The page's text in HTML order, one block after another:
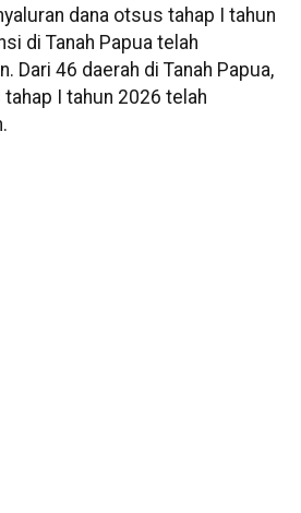
dana otsus tahap I tahun
di Tanah Papua telah
Dari 46 daerah di Tanah Papua,
I tahun 2026 telah